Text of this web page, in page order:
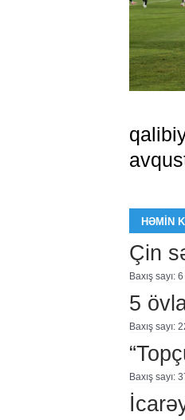
HƏMIN
Çin
Baxış sayı: 6
5
Baxış sayı:
Baxış sayı: